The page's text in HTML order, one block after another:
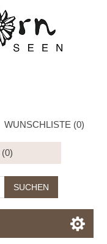
WUNSCHLISTE (0)
(0)